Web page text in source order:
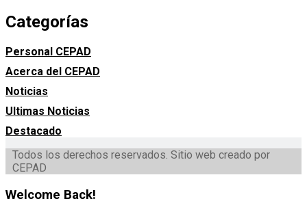
Categorías
Personal CEPAD
Acerca del CEPAD
Noticias
Ultimas Noticias
Destacado
Todos los derechos reservados. Sitio web creado por
CEPAD
Welcome Back!